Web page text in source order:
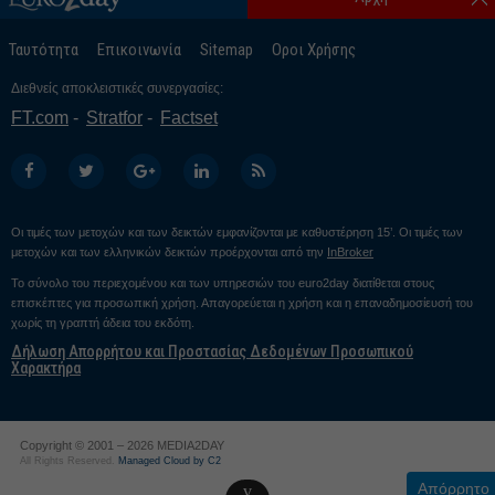
Ταυτότητα Επικοινωνία Sitemap Οροι Χρήσης
Διεθνείς αποκλειστικές συνεργασίες:
FT.com Stratfor Factset
Οι τιμές των μετοχών και των δεικτών εμφανίζονται με καθυστέρηση 15’. Οι τιμές των
μετοχών και των ελληνικών δεικτών προέρχονται από την InBroker
Το σύνολο του περιεχομένου και των υπηρεσιών του euro2day διατίθεται στους
επισκέπτες για προσωπική χρήση. Απαγορεύεται η χρήση και η επαναδημοσίευσή του
χωρίς τη γραπτή άδεια του εκδότη.
Δήλωση Απορρήτου και Προστασίας Δεδομένων Προσωπικού
Χαρακτήρα
Copyright © 2001 – 2026 MEDIA2DAY
All Rights Reserved. Managed Cloud by C2
v Απόρρητο